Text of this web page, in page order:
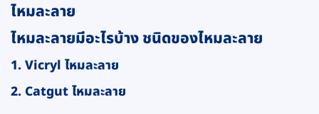
ไหมละลาย
ไหมละลายมีอะไรบ้าง ชนิดของไหมละลาย
1. Vicryl ไหมละลาย
2. Catgut ไหมละลาย